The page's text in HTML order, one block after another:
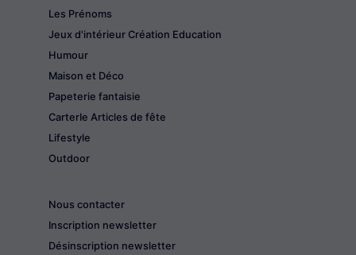
Les Prénoms
Jeux d'intérieur Création Education
Humour
Maison et Déco
Papeterie fantaisie
CarterIe Articles de fête
Lifestyle
Outdoor
Nous contacter
Inscription newsletter
Désinscription newsletter